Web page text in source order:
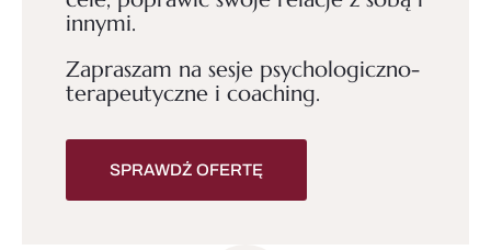
innymi.
Zapraszam na sesje psychologiczno-
terapeutyczne i coaching.
SPRAWDŹ OFERTĘ